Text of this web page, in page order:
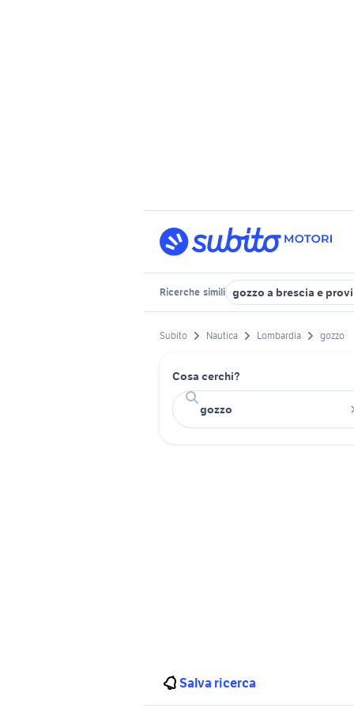
Ricerche simili gozzo a brescia e
Subito Nautica Lombardia gozzo
Cosa cerchi?
Salva ricerca